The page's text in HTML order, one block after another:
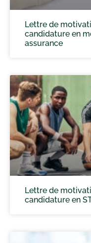
Lettre de
candidature en
assurance
Lettre de
candidature en